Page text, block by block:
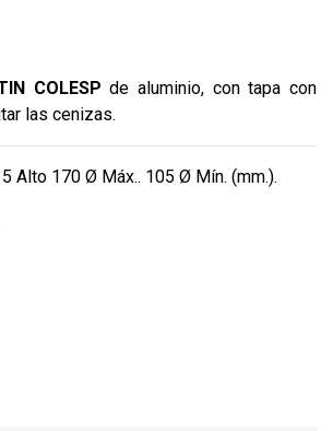
COLESPde aluminio, con tapa con
las cenizas.
Alto 170 Ø Máx.. 105 Ø Mín. (mm.).